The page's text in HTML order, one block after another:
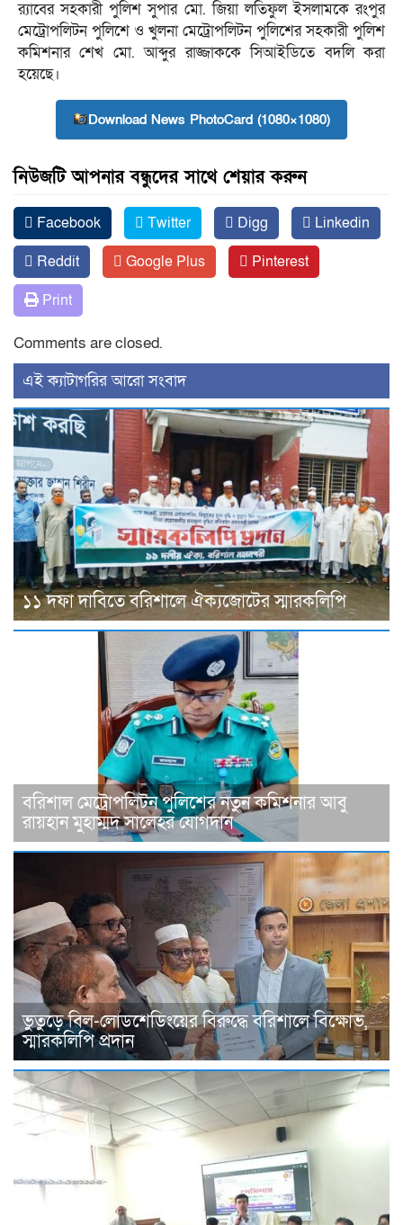
র‌্যাবের সহকারী পুলিশ সুপার মো. জিয়া লতিফুল ইসলামকে রংপুর
মেট্রোপলিটন পুলিশে ও খুলনা মেট্রোপলিটন পুলিশের সহকারী পুলিশ
কমিশনার শেখ মো. আব্দুর রাজ্জাককে সিআইডিতে বদলি করা
হয়েছে।
Download News PhotoCard (1080×1080)
নিউজটি আপনার বন্ধুদের সাথে শেয়ার করুন
Facebook Twitter Digg
Linkedin
Reddit
Google Plus
Pinterest
Print
Comments are closed.
‍এই ক্যাটাগরির ‍আরো সংবাদ
১১ দফা দাবিতে বরিশালে ঐক্যজোটের স্মারকলিপি
বরিশাল মেট্রোপলিটন পুলিশের নতুন কমিশনার আবু
রায়হান মুহাম্মদ সালেহর যোগদান
ভুতুড়ে বিল-লোডশেডিংয়ের বিরুদ্ধে বরিশালে বিক্ষোভ,
স্মারকলিপি প্রদান